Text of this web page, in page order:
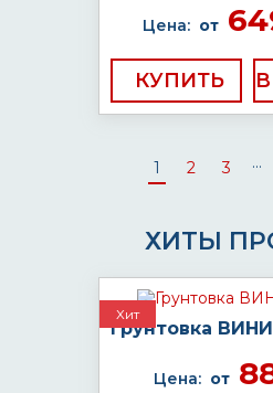
Цена: от
КУПИТЬ
1 2 3 ...
ХИТЫ
Хит
Грунтовка
Цена: от